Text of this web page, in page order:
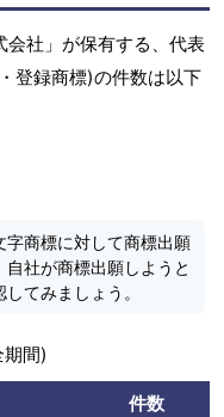
会社」が保有する、代表
登録商標)の件数は以下
字商標に対して商標出願
社が商標出願しようと
てみましょう。
間)
件数